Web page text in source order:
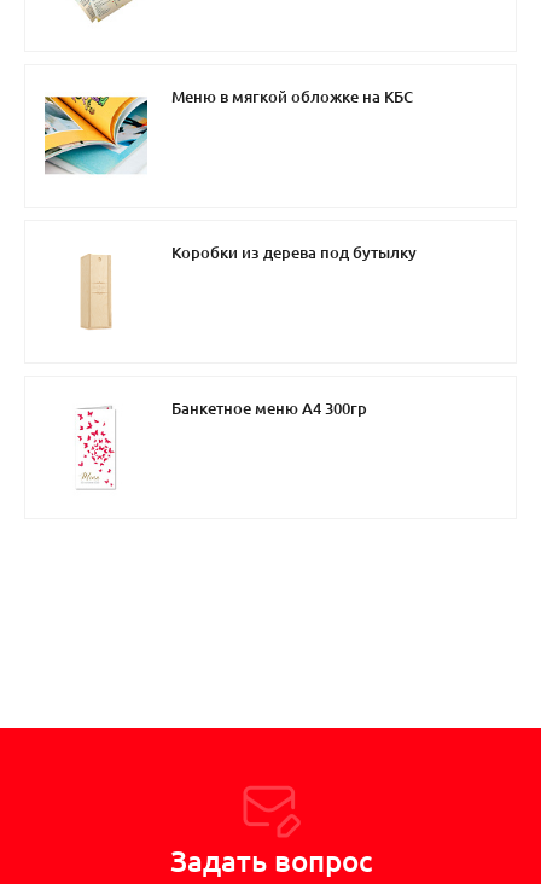
Меню в мягкой обложке на КБС
Коробки из дерева под бутылку
Банкетное меню А4 300гр
Задать вопрос